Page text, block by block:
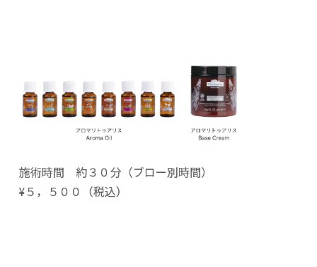
施術時間 約３０分（ブロー別時間）
¥５，５００（税込）